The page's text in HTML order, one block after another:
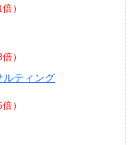
倍
倍
ルティング
倍